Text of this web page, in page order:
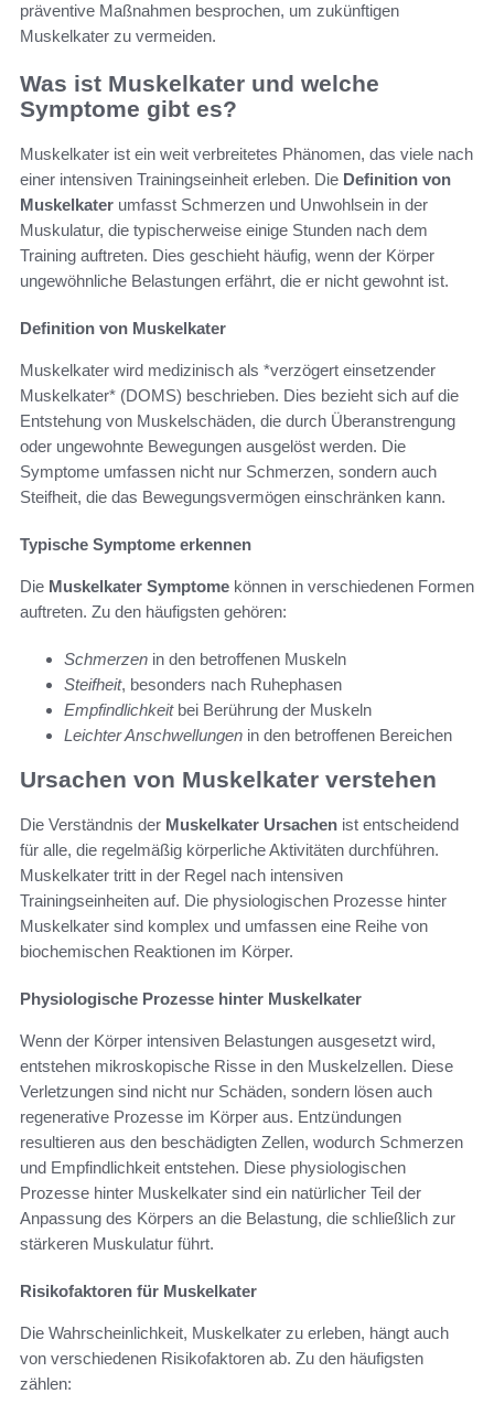
präventive Maßnahmen besprochen, um zukünftigen
Muskelkater zu vermeiden.
Was ist Muskelkater und welche
Symptome gibt es?
Muskelkater ist ein weit verbreitetes Phänomen, das viele nach
einer intensiven Trainingseinheit erleben. Die Definition von
Muskelkater umfasst Schmerzen und Unwohlsein in der
Muskulatur, die typischerweise einige Stunden nach dem
Training auftreten. Dies geschieht häufig, wenn der Körper
ungewöhnliche Belastungen erfährt, die er nicht gewohnt ist.
Definition von Muskelkater
Muskelkater wird medizinisch als *verzögert einsetzender
Muskelkater* (DOMS) beschrieben. Dies bezieht sich auf die
Entstehung von Muskelschäden, die durch Überanstrengung
oder ungewohnte Bewegungen ausgelöst werden. Die
Symptome umfassen nicht nur Schmerzen, sondern auch
Steifheit, die das Bewegungsvermögen einschränken kann.
Typische Symptome erkennen
Die Muskelkater Symptome können in verschiedenen Formen
auftreten. Zu den häufigsten gehören:
Schmerzen in den betroffenen Muskeln
Steifheit, besonders nach Ruhephasen
Empfindlichkeitbei Berührung der Muskeln
Leichter Anschwellungen in den betroffenen Bereichen
Ursachen von Muskelkater verstehen
Die Verständnis der Muskelkater Ursachen ist entscheidend
für alle, die regelmäßig körperliche Aktivitäten durchführen.
Muskelkater tritt in der Regel nach intensiven
Trainingseinheiten auf. Die physiologischen Prozesse hinter
Muskelkater sind komplex und umfassen eine Reihe von
biochemischen Reaktionen im Körper.
Physiologische Prozesse hinter Muskelkater
Wenn der Körper intensiven Belastungen ausgesetzt wird,
entstehen mikroskopische Risse in den Muskelzellen. Diese
Verletzungen sind nicht nur Schäden, sondern lösen auch
regenerative Prozesse im Körper aus. Entzündungen
resultieren aus den beschädigten Zellen, wodurch Schmerzen
und Empfindlichkeit entstehen. Diese physiologischen
Prozesse hinter Muskelkater sind ein natürlicher Teil der
Anpassung des Körpers an die Belastung, die schließlich zur
stärkeren Muskulatur führt.
Risikofaktoren für Muskelkater
Die Wahrscheinlichkeit, Muskelkater zu erleben, hängt auch
von verschiedenen Risikofaktoren ab. Zu den häufigsten
zählen: